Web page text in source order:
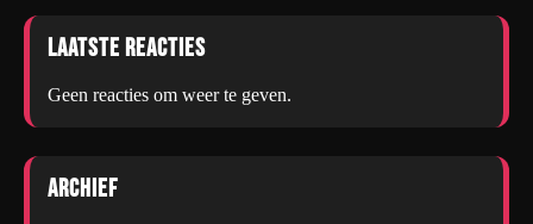
Laatste reacties
Geen reacties om weer te geven.
Archief